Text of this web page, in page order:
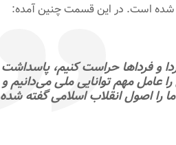
شده است. در این قسمت چنین آمده:
فردا و فرداها حراست كنیم،
را عامل مهم توانایی ملی
ما را اصول انقلاب اسلامی گفته